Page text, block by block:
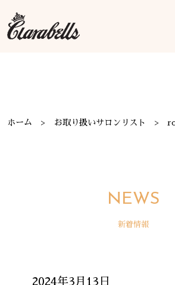
ホーム お取り扱いサロンリスト
NEWS
新着情報
2024年3月13日